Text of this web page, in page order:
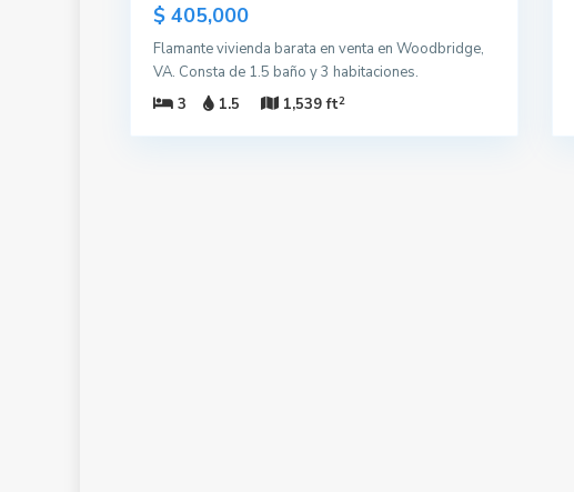
$ 405,000
Flamante vivienda barata en venta en Woodbridge,
VA. Consta de 1.5 baño y 3 habitaciones.
3
1.5 1,539 ft2